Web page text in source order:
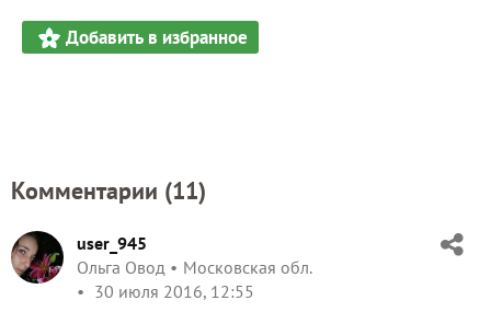
Добавить в избранное
Комментарии (11)
user_945
Ольга Овод
Московская обл.
30 июля 2016, 12:55